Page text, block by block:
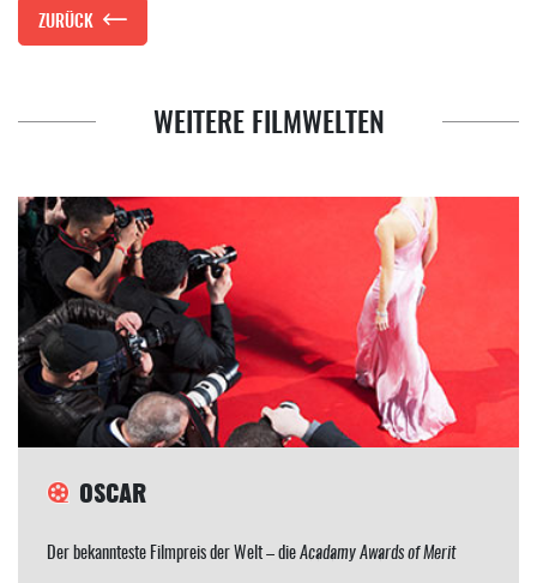
ZURÜCK
WEITERE FILMWELTEN
OSCAR
Der bekannteste Filmpreis der Welt – dieAcadamy Awards of Merit